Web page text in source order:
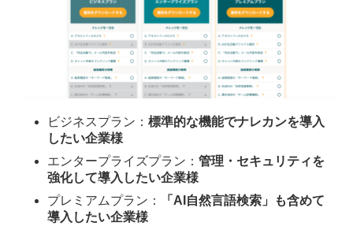
ビジネスプラン： 標準的な機能でナレカンを導入
したい企業様
エンタープライズプラン： 管理・セキュリティを
強化して導入したい企業様
プレミアムプラン：
「AI自然言語検索」も含めて
導入したい企業様